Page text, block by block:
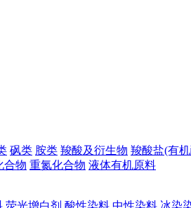
砜类 胺类 羧酸及衍生物 羧酸盐(有机
合物 重氮化合物 液体有机原料
荧光增白剂 酸性染料 中性染料 冰染